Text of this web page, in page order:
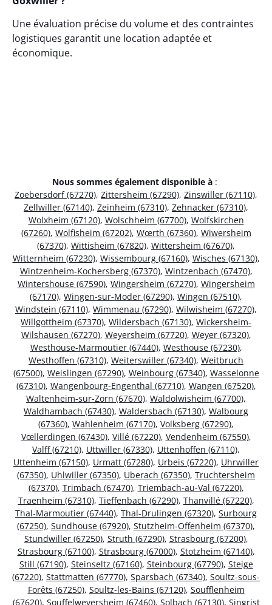
Une évaluation précise du volume et des contraintes
logistiques garantit une location adaptée et
économique.
Nous sommes également disponible à :
Zoebersdorf (67270), Zittersheim (67290), Zinswiller (67110),
Zellwiller (67140), Zeinheim (67310), Zehnacker (67310),
Wolxheim (67120), Wolschheim (67700), Wolfskirchen
(67260), Wolfisheim (67202), Wœrth (67360), Wiwersheim
(67370), Wittisheim (67820), Wittersheim (67670),
Witternheim (67230), Wissembourg (67160), Wisches (67130),
Wintzenheim-Kochersberg (67370), Wintzenbach (67470),
Wintershouse (67590), Wingersheim (67270), Wingersheim
(67170), Wingen-sur-Moder (67290), Wingen (67510),
Windstein (67110), Wimmenau (67290), Wilwisheim (67270),
Willgottheim (67370), Wildersbach (67130), Wickersheim-
Wilshausen (67270), Weyersheim (67720), Weyer (67320),
Westhouse-Marmoutier (67440), Westhouse (67230),
Westhoffen (67310), Weiterswiller (67340), Weitbruch
(67500), Weislingen (67290), Weinbourg (67340), Wasselonne
(67310), Wangenbourg-Engenthal (67710), Wangen (67520),
Waltenheim-sur-Zorn (67670), Waldolwisheim (67700),
Waldhambach (67430), Waldersbach (67130), Walbourg
(67360), Wahlenheim (67170), Volksberg (67290),
Vœllerdingen (67430), Villé (67220), Vendenheim (67550),
Valff (67210), Uttwiller (67330), Uttenhoffen (67110),
Uttenheim (67150), Urmatt (67280), Urbeis (67220), Uhrwiller
(67350), Uhlwiller (67350), Uberach (67350), Truchtersheim
(67370), Trimbach (67470), Triembach-au-Val (67220),
Traenheim (67310), Tieffenbach (67290), Thanvillé (67220),
Thal-Marmoutier (67440), Thal-Drulingen (67320), Surbourg
(67250), Sundhouse (67920), Stutzheim-Offenheim (67370),
Stundwiller (67250), Struth (67290), Strasbourg (67200),
Strasbourg (67100), Strasbourg (67000), Stotzheim (67140),
Still (67190), Steinseltz (67160), Steinbourg (67790), Steige
(67220), Stattmatten (67770), Sparsbach (67340), Soultz-sous-
Forêts (67250), Soultz-les-Bains (67120), Soufflenheim
(67620), Souffelweyersheim (67460), Solbach (67130), Singrist